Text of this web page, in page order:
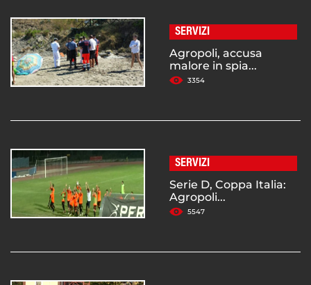
SERVIZI
Agropoli, accusa
malore in spia...
3354
SERVIZI
Serie D, Coppa Italia:
Agropoli...
5547